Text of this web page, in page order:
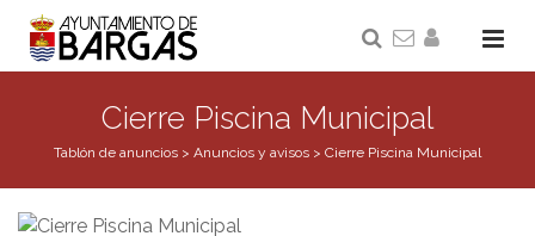
Cierre Piscina Municipal
Tablón de anuncios > Anuncios y avisos > Cierre Piscina Municipal